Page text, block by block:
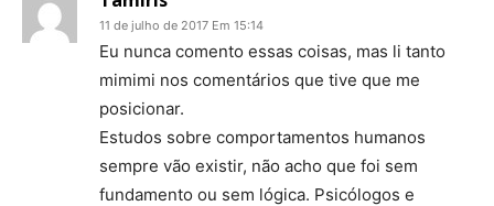
11 de julho de 2017 Em 15:14
Eu nunca comento essas coisas, mas li tanto
mimimi nos comentários que tive que me
posicionar.
Estudos sobre comportamentos humanos
sempre vão existir, não acho que foi sem
fundamento ou sem lógica. Psicólogos e